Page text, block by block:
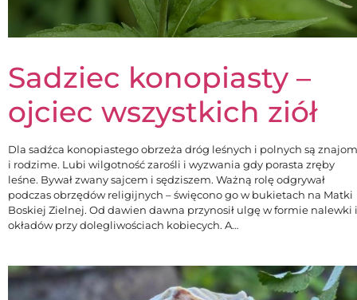
Sadziec konopiasty –
ojciec wszystkich ziół
Dla sadźca konopiastego obrzeża dróg leśnych i polnych są
i rodzime. Lubi wilgotność zarośli i wyzwania gdy porasta zręby
leśne. Bywał zwany sajcem i sędziszem. Ważną rolę odgrywał
podczas obrzędów religijnych – święcono go w bukietach na Matki
Boskiej Zielnej. Od dawien dawna przynosił ulgę w formie nalewki i
okładów przy dolegliwościach kobiecych. A…